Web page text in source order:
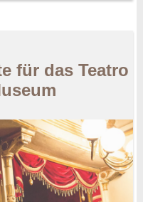
für das Teatro